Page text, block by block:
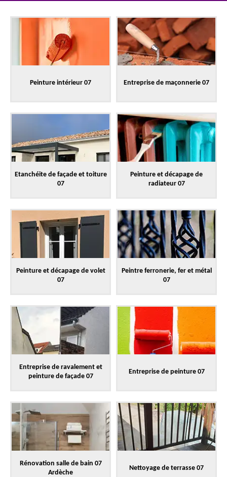
Peinture intérieur 07 Entreprise de maçonnerie 07
Etanchéite de façade et toiture
07
Peinture et décapage de
radiateur 07
Peinture et décapage de volet
07
Peintre ferronerie, fer et métal
07
Entreprise de ravalement et
peinture de façade 07
Entreprise de peinture 07
Rénovation salle de bain 07
Ardèche
Nettoyage de terrasse 07